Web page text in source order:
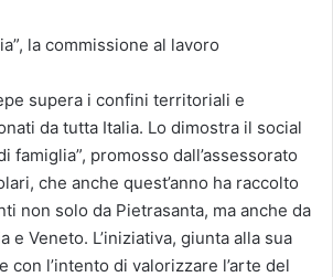
la commissione al lavoro
supera i confini territoriali e
da tutta Italia. Lo dimostra il social
famiglia”, promosso dall’assessorato
che anche quest’anno ha raccolto
non solo da Pietrasanta, ma anche da
e Veneto. L’iniziativa, giunta alla sua
con l’intento di valorizzare l’arte del